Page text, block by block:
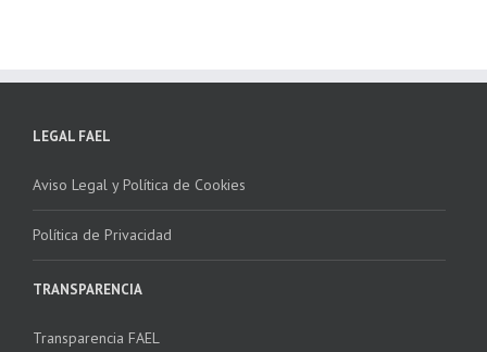
LEGAL FAEL
Aviso Legal y Política de Cookies
Política de Privacidad
TRANSPARENCIA
Transparencia FAEL